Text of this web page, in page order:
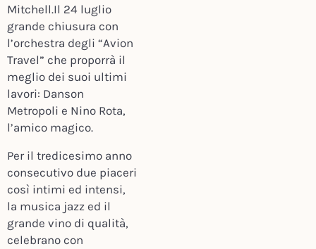
Mitchell.Il 24 luglio
grande chiusura con
l’orchestra degli “Avion
Travel” che proporrà il
meglio dei suoi ultimi
lavori: Danson
Metropoli e Nino Rota,
l’amico magico.
Per il tredicesimo anno
consecutivo due piaceri
così intimi ed intensi,
la musica jazz ed il
grande vino di qualità,
celebrano con